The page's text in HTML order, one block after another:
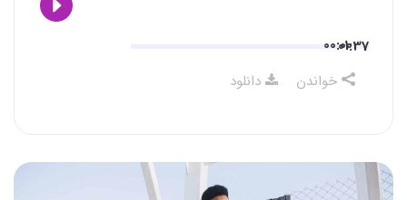
00:0001:37
خواندن
دانلود